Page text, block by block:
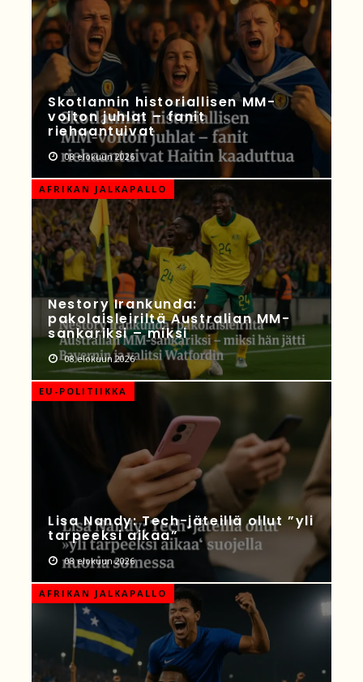
Skotlannin historiallisen MM-
voiton juhlat – fanit
riehaantuivat
08 elokuun 2026
AFRIKAN JALKAPALLO
Nestory Irankunda:
pakolaisleiriltä Australian MM-
sankariksi – miksi
08 elokuun 2026
EU-POLITIIKKA
Lisa Nandy: Tech-jäteillä ollut ”yli
tarpeeksi aikaa”
08 elokuun 2026
AFRIKAN JALKAPALLO